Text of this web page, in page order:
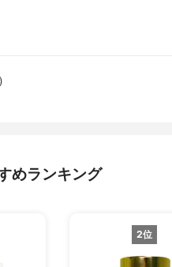
めランキング
2位